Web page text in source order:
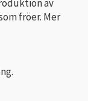
av
fröer. Mer